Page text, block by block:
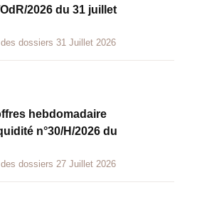
2026 du 31 juillet
dossiers 31 Juillet 2026
hebdomadaire
n°30/H/2026 du
dossiers 27 Juillet 2026